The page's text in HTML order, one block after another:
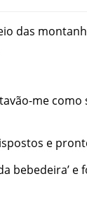
das
me como
e
bebedeira’ e